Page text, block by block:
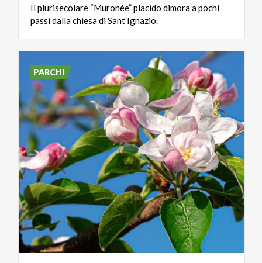
Ilplurisecolare “Muronée”placido dimoraapochi
passidallachiesadiSant’Ignazio.
PARCHI